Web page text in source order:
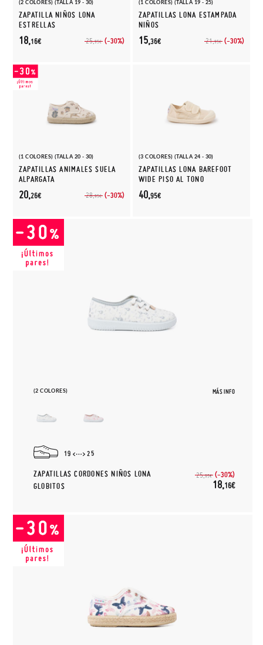
(2 COLORES) (TALLA 19 - 30)
ZAPATILLA NIÑOS LONA
ESTRELLAS
25,95€ (-30%)
18,16€
(1 COLORES) (TALLA 19 - 25)
ZAPATILLAS LONA ESTAMPADA
NIÑOS
21,95€ (-30%)
15,36€
(1 COLORES) (TALLA 20 - 30)
ZAPATILLAS ANIMALES SUELA
ALPARGATA
28,95€ (-30%)
20,26€
(3 COLORES) (TALLA 24 - 30)
ZAPATILLAS LONA BAREFOOT
WIDE PISO AL TONO
40,95€
(2 COLORES) MÁS INFO
19 25
ZAPATILLAS CORDONES NIÑOS LONA
GLOBITOS
25,95€ (-30%)
18,16€